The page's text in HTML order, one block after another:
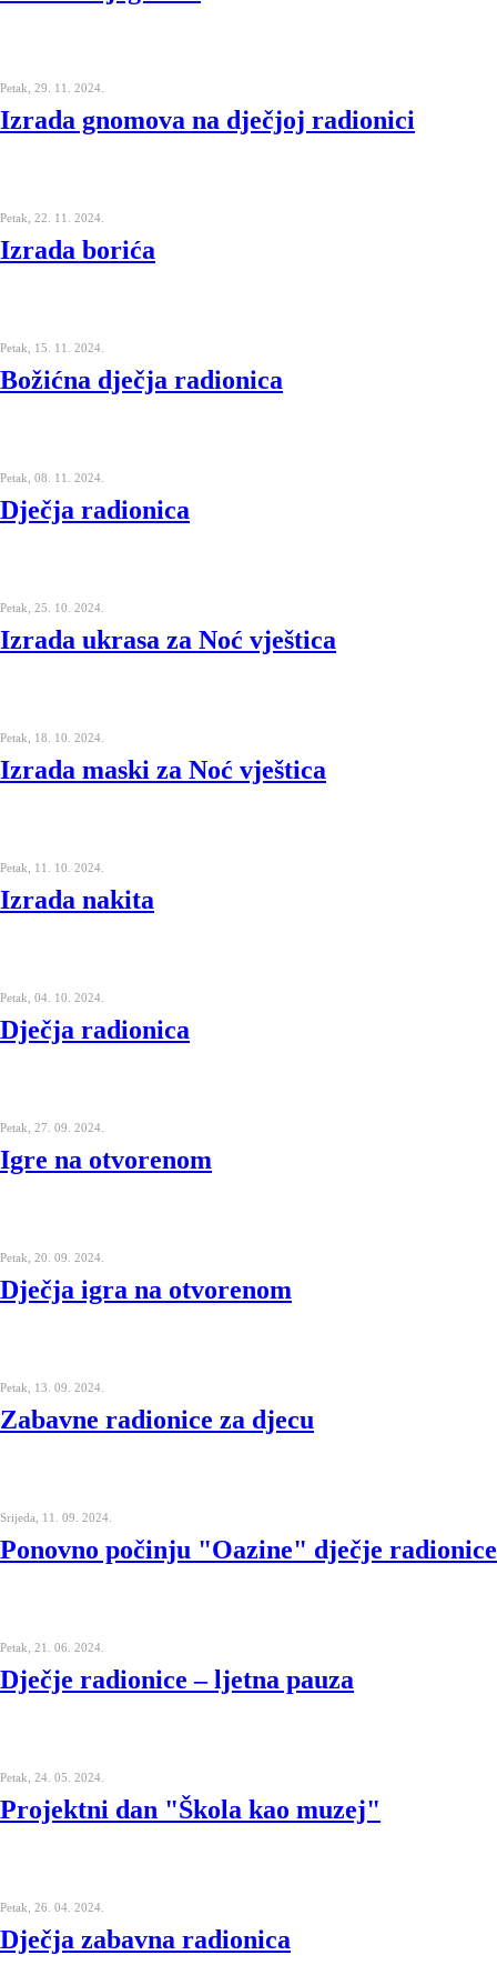
Petak, 29. 11. 2024.
Izrada gnomova na dječjoj radionici
Petak, 22. 11. 2024.
Izrada borića
Petak, 15. 11. 2024.
Božićna dječja radionica
Petak, 08. 11. 2024.
Dječja radionica
Petak, 25. 10. 2024.
Izrada ukrasa za Noć vještica
Petak, 18. 10. 2024.
Izrada maski za Noć vještica
Petak, 11. 10. 2024.
Izrada nakita
Petak, 04. 10. 2024.
Dječja radionica
Petak, 27. 09. 2024.
Igre na otvorenom
Petak, 20. 09. 2024.
Dječja igra na otvorenom
Petak, 13. 09. 2024.
Zabavne radionice za djecu
Srijeda, 11. 09. 2024.
Ponovno počinju "Oazine" dječje radionice
Petak, 21. 06. 2024.
Dječje radionice – ljetna pauza
Petak, 24. 05. 2024.
Projektni dan "Škola kao muzej"
Petak, 26. 04. 2024.
Dječja zabavna radionica